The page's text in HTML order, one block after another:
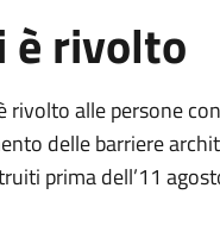
è rivolto
rivolto alle persone
delle barriere
prima dell’11